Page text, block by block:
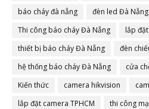
báo cháy đà nẵng
đèn led Đà Nẵng
Thi công báo cháy Đà Nẵng
lắp
thiết bị báo cháy Đà Nẵng
đèn
hệ thống báo cháy Đà Nẵng
cửa
Kiến thức
camera hikvision
lắp đặt camera TPHCM
thi công